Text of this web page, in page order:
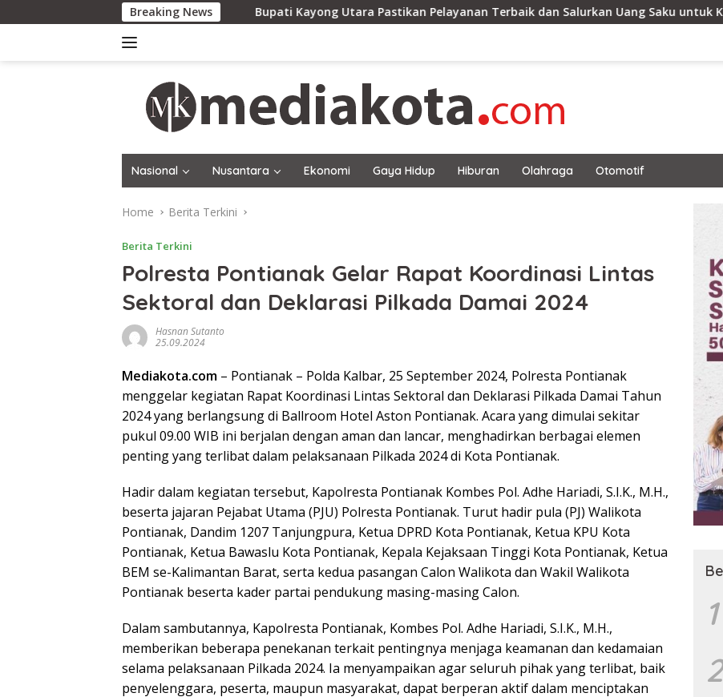
to
Breaking News
Bupati Kayong Utara Pastikan Pelayanan Terbaik dan Salurkan Uang Saku untuk Kafilah MTQ
Nasional Nusantara Ekonomi Gaya Hidup Hiburan Olahraga Otomotif
Home Berita Terkini
Berita Terkini
Polresta Pontianak Gelar Rapat Koordinasi Lintas
Sektoral dan Deklarasi Pilkada Damai 2024
Hasnan Sutanto
25.09.2024
Mediakota.com – Pontianak – Polda Kalbar, 25 September 2024, Polresta Pontianak
menggelar kegiatan Rapat Koordinasi Lintas Sektoral dan Deklarasi Pilkada Damai Tahun
2024 yang berlangsung di Ballroom Hotel Aston Pontianak. Acara yang dimulai sekitar
pukul 09.00 WIB ini berjalan dengan aman dan lancar, menghadirkan berbagai elemen
penting yang terlibat dalam pelaksanaan Pilkada 2024 di Kota Pontianak.
Hadir dalam kegiatan tersebut, Kapolresta Pontianak Kombes Pol. Adhe Hariadi, S.I.K., M.H.,
beserta jajaran Pejabat Utama (PJU) Polresta Pontianak. Turut hadir pula (PJ) Walikota
Pontianak, Dandim 1207 Tanjungpura, Ketua DPRD Kota Pontianak, Ketua KPU Kota
Pontianak, Ketua Bawaslu Kota Pontianak, Kepala Kejaksaan Tinggi Kota Pontianak, Ketua
BEM se-Kalimantan Barat, serta kedua pasangan Calon Walikota dan Wakil Walikota
Pontianak beserta kader partai pendukung masing-masing Calon.
Dalam sambutannya, Kapolresta Pontianak, Kombes Pol. Adhe Hariadi, S.I.K., M.H.,
memberikan beberapa penekanan terkait pentingnya menjaga keamanan dan kedamaian
selama pelaksanaan Pilkada 2024. Ia menyampaikan agar seluruh pihak yang terlibat, baik
penyelenggara, peserta, maupun masyarakat, dapat berperan aktif dalam menciptakan
1